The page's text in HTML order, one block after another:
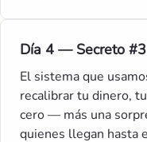
Día 4 — Secreto
El sistema que
recalibrar tu dinero,
cero — más una
quienes llegan hasta